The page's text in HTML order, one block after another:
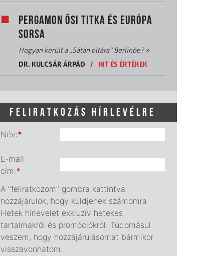
PERGAMON ŐSI TITKA ÉS EURÓPA
SORSA
Hogyan került a „Sátán oltára” Berlinbe?»
DR. KULCSÁR ÁRPÁD
/ HIT ÉS ÉRTÉKEK
FELIRATKOZÁS HÍRLEVÉLRE
Név:*
E-mail
cím:*
A "feliratkozom" gombra kattintva
hozzájárulok, hogy küldjenek számomra
Hetek hírlevelet exkluzív hetekes
tartalmakról és promóciókról. Tudomásul
veszem, hogy hozzájárulásomat bármikor
visszavonhatom.